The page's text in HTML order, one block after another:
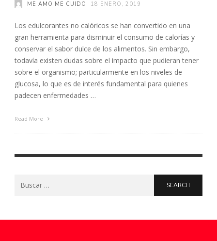
ME AMO ME CUIDO 18 ENERO, 2019
Los edulcorantes no calóricos se han convertido en una
gran herramienta para disminuir el consumo de calorías y
conservar el sabor dulce de los alimentos. Sin embargo,
todavía existen dudas sobre el impacto que pudieran tener
sobre el organismo; particularmente en los niveles de
glucosa, lo que es de interés fundamental para quienes
padecen enfermedades …
Read More